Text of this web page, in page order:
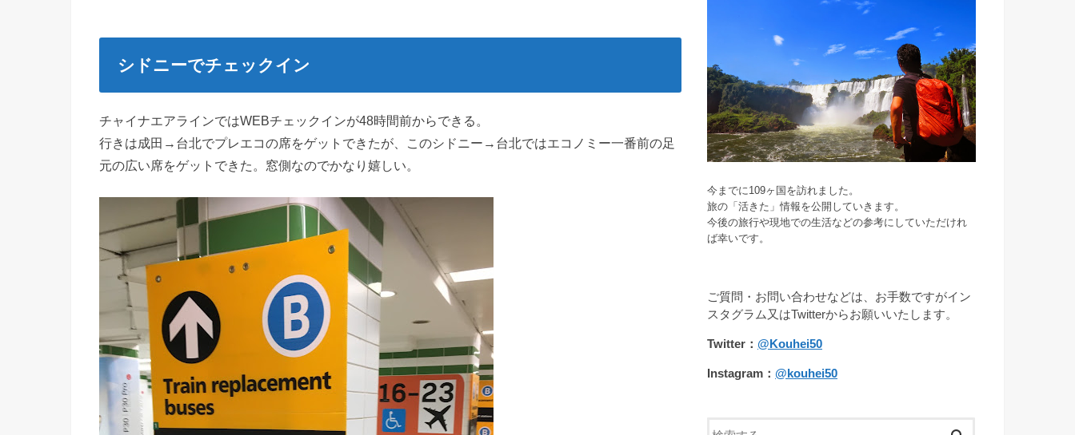
シドニーでチェックイン
チャイナエアラインではWEBチェックインが48時間前からできる。
行きは成田→台北でプレエコの席をゲットできたが、このシドニー→台北ではエコノミー一番前の足
元の広い席をゲットできた。窓側なのでかなり嬉しい。
今までに109ヶ国を訪れました。
旅の「活きた」情報を公開していきます。
今後の旅行や現地での生活などの参考にしていただけれ
ば幸いです。
ご質問・お問い合わせなどは、お手数ですがイン
スタグラム又はTwitterからお願いいたします。
Twitter： @Kouhei50
Instagram： @kouhei50